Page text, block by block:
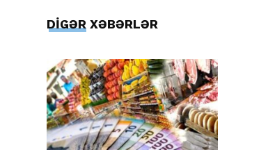
DİGƏR XƏBƏRLƏR